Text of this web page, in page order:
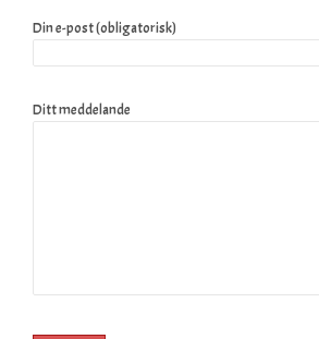
Din e-post (obligatorisk)
Ditt meddelande